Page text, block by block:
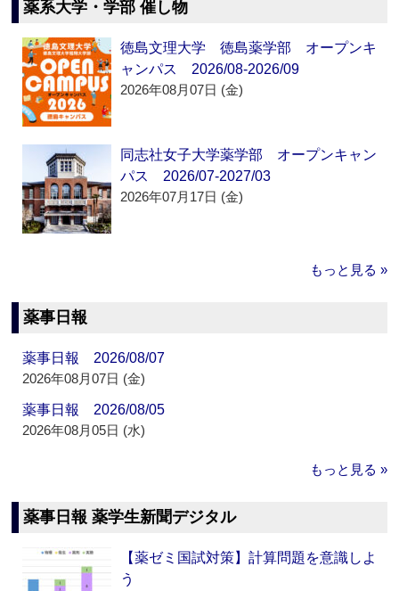
薬系大学・学部 催し物
徳島文理大学 徳島薬学部 オープンキ
ャンパス 2026/08-2026/09
2026年08月07日 (金)
同志社女子大学薬学部 オープンキャン
パス 2026/07-2027/03
2026年07月17日 (金)
もっと見る »
薬事日報
薬事日報 2026/08/07
2026年08月07日 (金)
薬事日報 2026/08/05
2026年08月05日 (水)
もっと見る »
薬事日報 薬学生新聞デジタル
【薬ゼミ国試対策】計算問題を意識しよ
う